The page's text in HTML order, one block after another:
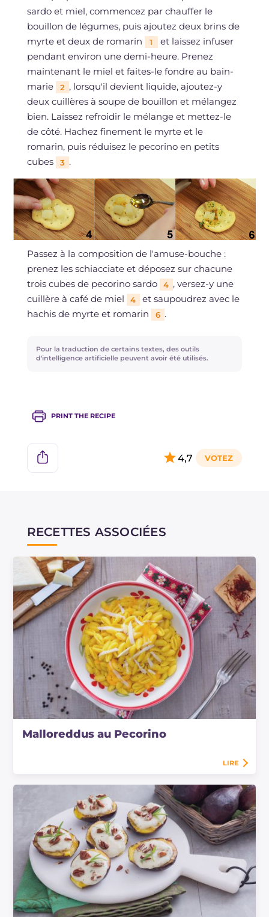
sardo et miel, commencez par chauffer le
bouillon de légumes, puis ajoutez deux brins de
myrte et deux de romarin
1
et laissez infuser
pendant environ une demi-heure. Prenez
maintenant le miel et faites-le fondre au bain-
marie
2 , lorsqu'il devient liquide, ajoutez-y
deux cuillères à soupe de bouillon et mélangez
bien. Laissez refroidir le mélange et mettez-le
de côté. Hachez finement le myrte et le
romarin, puis réduisez le pecorino en petits
cubes
3 .
Passez à la composition de l'amuse-bouche :
prenez les schiacciate et déposez sur chacune
trois cubes de pecorino sardo
4 , versez-y une
cuillère à café de miel
4
et saupoudrez avec le
hachis de myrte et romarin
6 .
Pour la traduction de certains textes, des outils
d'intelligence artificielle peuvent avoir été utilisés.
PRINT THE RECIPE
4,7
RECETTES ASSOCIÉES
Malloreddus au Pecorino
LIRE